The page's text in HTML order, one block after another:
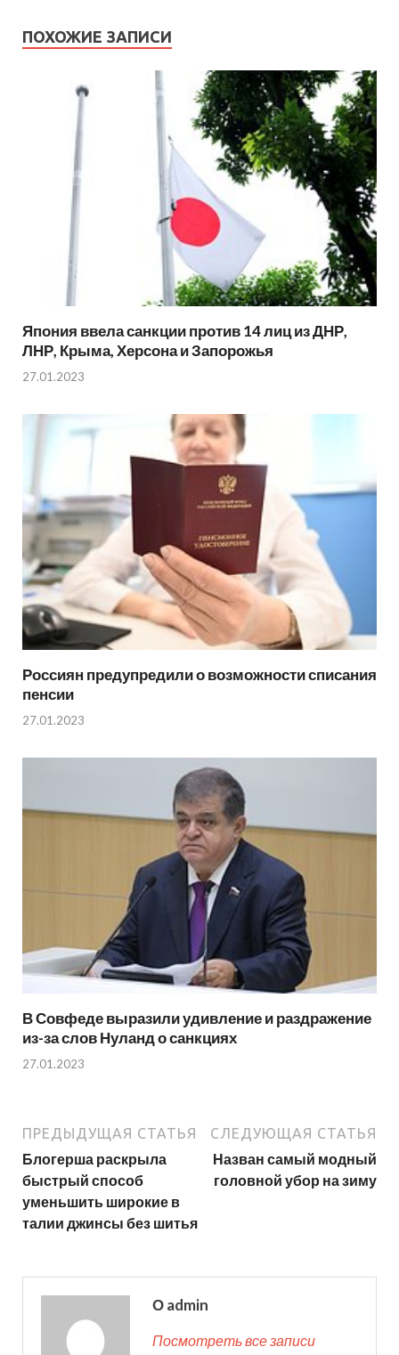
ПОХОЖИЕ ЗАПИСИ
Япония ввела санкции против 14 лиц из ДНР,
ЛНР, Крыма, Херсона и Запорожья
27.01.2023
Россиян предупредили о возможности списания
пенсии
27.01.2023
В Совфеде выразили удивление и раздражение
из-за слов Нуланд о санкциях
27.01.2023
ПРЕДЫДУЩАЯ СТАТЬЯ
Блогерша раскрыла
быстрый способ
уменьшить широкие в
талии джинсы без шитья
СЛЕДУЮЩАЯ СТАТЬЯ
Назван самый модный
головной убор на зиму
О admin
Посмотреть все записи